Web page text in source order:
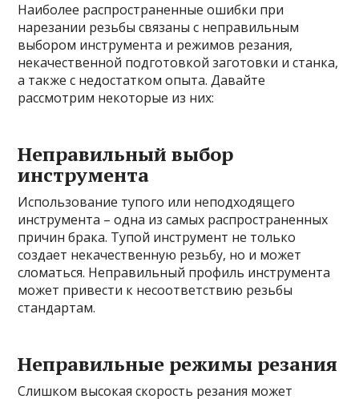
Наиболее распространенные ошибки при
нарезании резьбы связаны с неправильным
выбором инструмента и режимов резания,
некачественной подготовкой заготовки и станка,
а также с недостатком опыта. Давайте
рассмотрим некоторые из них:
Неправильный выбор
инструмента
Использование тупого или неподходящего
инструмента – одна из самых распространенных
причин брака. Тупой инструмент не только
создает некачественную резьбу, но и может
сломаться. Неправильный профиль инструмента
может привести к несоответствию резьбы
стандартам.
Неправильные режимы резания
Слишком высокая скорость резания может